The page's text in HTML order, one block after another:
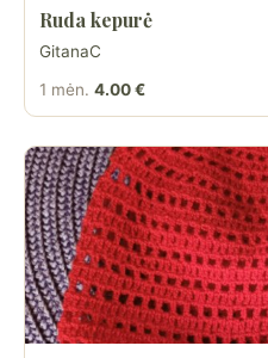
Ruda kepurė
GitanaC
1 mėn. 4.00 €